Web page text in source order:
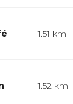
1.51 km
1.52 km